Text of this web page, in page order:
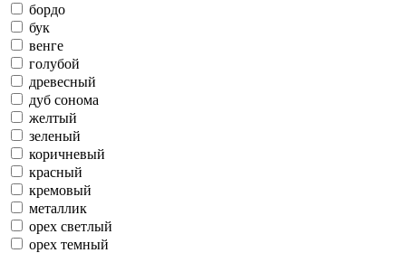
бордо
бук
венге
голубой
древесный
дуб сонома
желтый
зеленый
коричневый
красный
кремовый
металлик
орех светлый
орех темный